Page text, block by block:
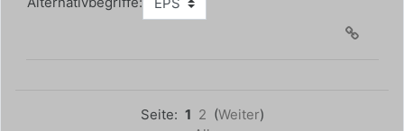
Seite: 1 2 (Weiter)